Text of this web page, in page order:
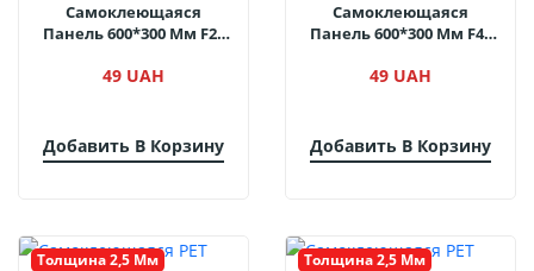
Самоклеющаяся
Панель 600*300 Мм F21
49 UAH
Добавить В Корзину
Самоклеющаяся
Панель 600*300 Мм F48
49 UAH
Добавить В Корзину
Толщина 2,5 Мм Толщина 2,5 Мм